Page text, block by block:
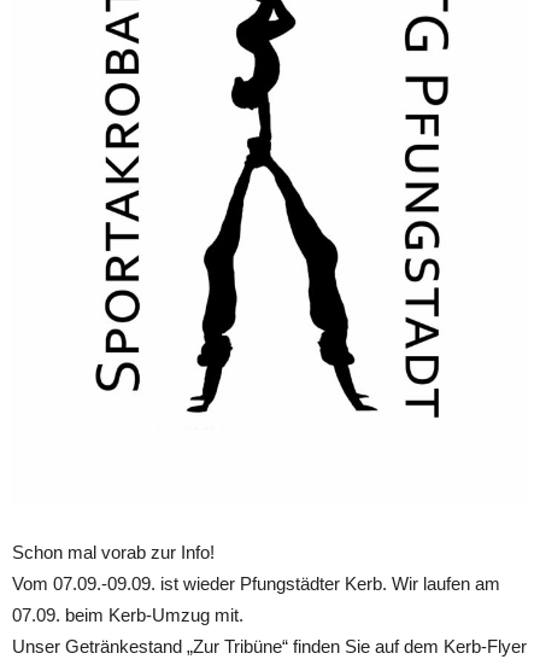
Schon mal vorab zur Info!
Vom 07.09.-09.09. ist wieder Pfungstädter Kerb. Wir laufen am
07.09. beim Kerb-Umzug mit.
Unser Getränkestand „Zur Tribüne“ finden Sie auf dem Kerb-Flyer